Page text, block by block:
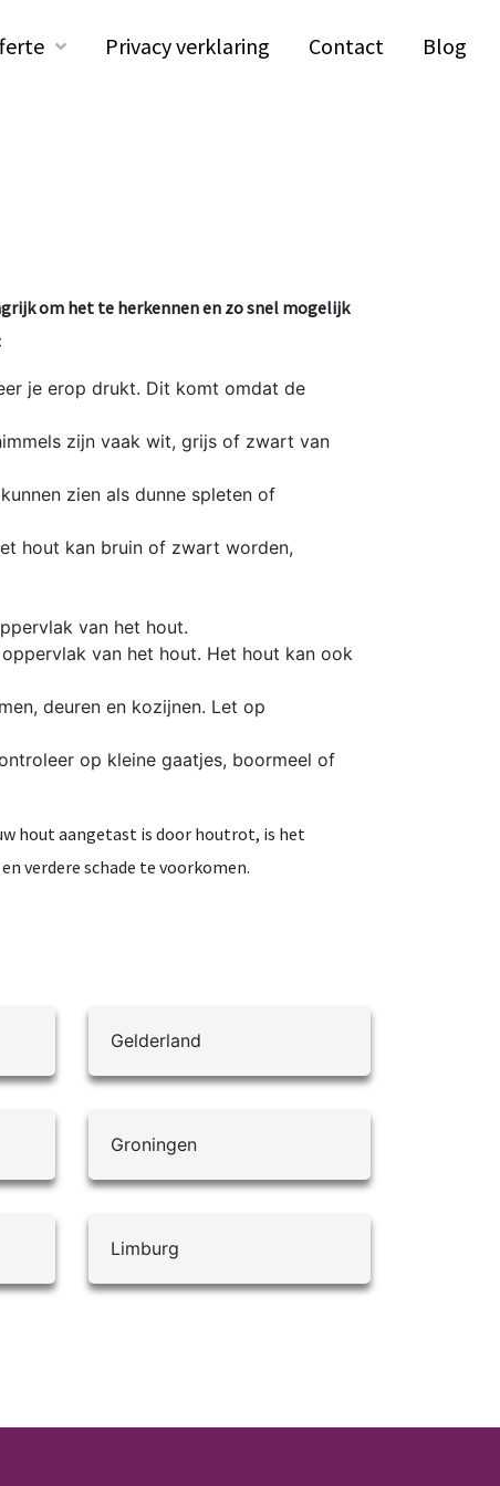
Privacy verklaring Contact Blog
om het te herkennen en zo snel mogelijk
je erop drukt. Dit komt omdat de
zijn vaak wit, grijs of zwart van
zien als dunne spleten of
hout kan bruin of zwart worden,
van het hout.
van het hout. Het hout kan ook
deuren en kozijnen. Let op
op kleine gaatjes, boormeel of
hout aangetast is door houtrot, is het
verdere schade te voorkomen.
Gelderland
Groningen
Limburg